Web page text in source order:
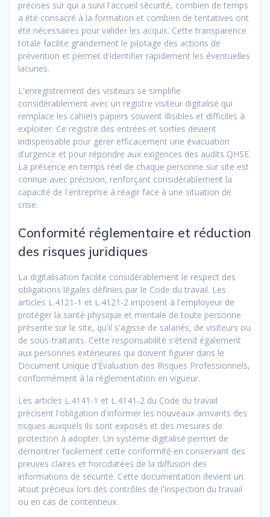
précises sur qui a suivi l'accueil sécurité, combien de temps
a été consacré à la formation et combien de tentatives ont
été nécessaires pour valider les acquis. Cette transparence
totale facilite grandement le pilotage des actions de
prévention et permet d'identifier rapidement les éventuelles
lacunes.
L'enregistrement des visiteurs se simplifie
considérablement avec un registre visiteur digitalisé qui
remplace les cahiers papiers souvent illisibles et difficiles à
exploiter. Ce registre des entrées et sorties devient
indispensable pour gérer efficacement une évacuation
d'urgence et pour répondre aux exigences des audits QHSE.
La présence en temps réel de chaque personne sur site est
connue avec précision, renforçant considérablement la
capacité de l'entreprise à réagir face à une situation de
crise.
Conformité réglementaire et réduction
des risques juridiques
La digitalisation facilite considérablement le respect des
obligations légales définies par le Code du travail. Les
articles L.4121-1 et L.4121-2 imposent à l'employeur de
protéger la santé physique et mentale de toute personne
présente sur le site, qu'il s'agisse de salariés, de visiteurs ou
de sous-traitants. Cette responsabilité s'étend également
aux personnes extérieures qui doivent figurer dans le
Document Unique d'Évaluation des Risques Professionnels,
conformément à la réglementation en vigueur.
Les articles L.4141-1 et L.4141-2 du Code du travail
précisent l'obligation d'informer les nouveaux arrivants des
risques auxquels ils sont exposés et des mesures de
protection à adopter. Un système digitalisé permet de
démontrer facilement cette conformité en conservant des
preuves claires et horodatées de la diffusion des
informations de sécurité. Cette documentation devient un
atout précieux lors des contrôles de l'inspection du travail
ou en cas de contentieux.